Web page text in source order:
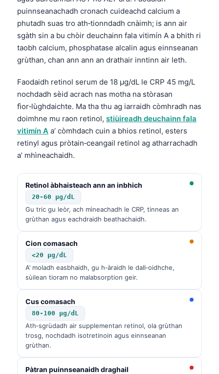
puinnseanachadh cronach cuideachd calcium a
phutadh suas tro ath‑tionndadh cnàimh; is ann air
sgàth sin a bu chòir deuchainn fala vitimín A a bhith ri
taobh calcium, phosphatase alcalin agus einnseanan
grùthan, chan ann ann an drathair inntinn air leth.
Faodaidh retinol serum de 18 µg/dL le CRP 45 mg/L
nochdadh sèid acrach nas motha na stòrasan
fìor‑lùghdaichte. Ma tha thu ag iarraidh còmhradh nas
doimhne mu raon retinol, stiùireadh deuchainn fala
vitimín A a’ còmhdach cuin a bhios retinol, esters
retinyl agus pròtain‑ceangail retinol ag atharrachadh
a’ mhìneachaidh.
Retinol àbhaisteach ann an inbhich
20-60 µg/dL
Gu tric gu leòr, ach mìneachadh le CRP, tinneas an
grùthan agus eachdraidh beathachaidh.
Cion comasach
<20 µg/dL
A’ moladh easbhaidh, gu h‑àraidh le dall‑oidhche,
sùilean tioram no malabsorption geir.
Cus comasach
80-100 µg/dL
Ath‑sgrùdadh air supplementan retinol, ola grùthan
trosg, nochdadh isotretinoin agus einnseanan
grùthan.
Pàtran puinnseanaidh draghail